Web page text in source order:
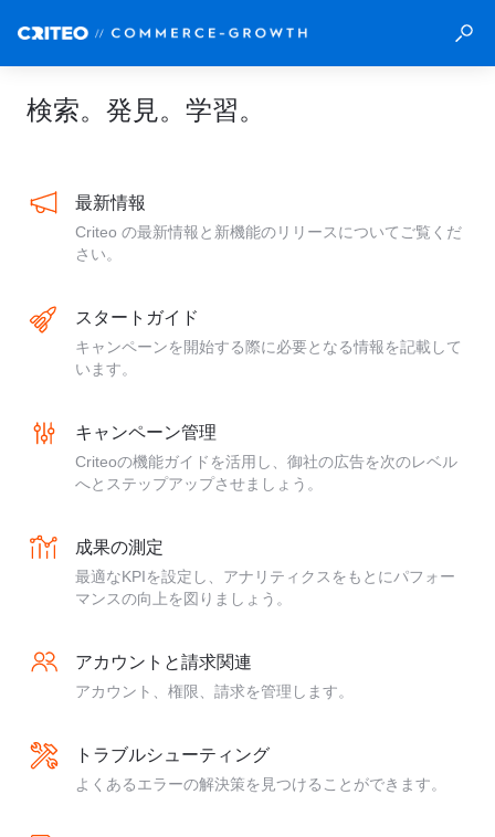
検索。発見。学習。
最新情報
Criteo の最新情報と新機能のリリースについてご覧くだ
さい。
スタートガイド
キャンペーンを開始する際に必要となる情報を記載して
います。
キャンペーン管理
Criteoの機能ガイドを活用し、御社の広告を次のレベル
へとステップアップさせましょう。
成果の測定
最適なKPIを設定し、アナリティクスをもとにパフォー
マンスの向上を図りましょう。
アカウントと請求関連
アカウント、権限、請求を管理します。
トラブルシューティング
よくあるエラーの解決策を見つけることができます。